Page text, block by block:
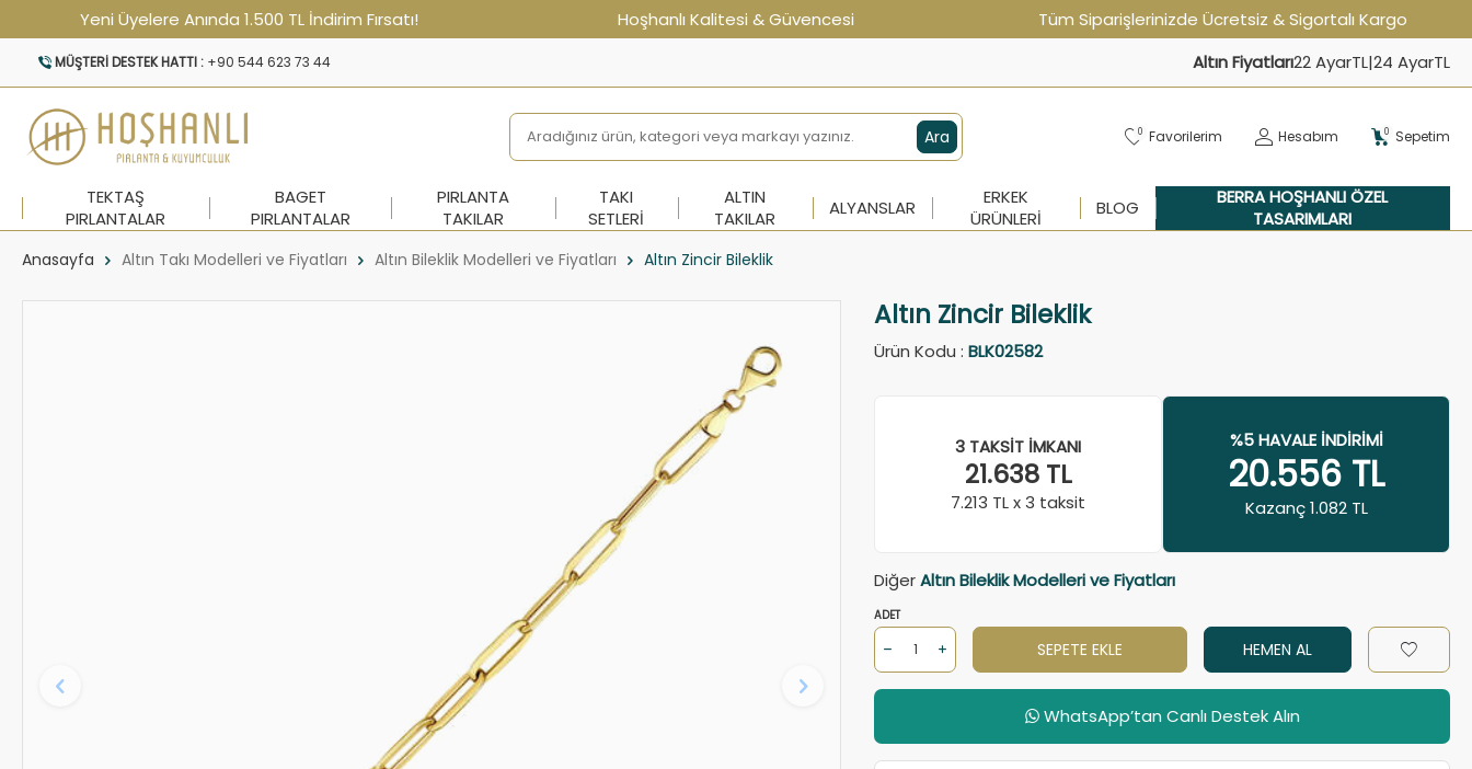
Yeni Üyelere Anında 1.500 TL İndirim Fırsatı! Hoşhanlı Kalitesi & Güvencesi Tüm Siparişlerinizde Ücretsiz & Sigortalı Kargo
MÜŞTERI DESTEK HATTI : +90 544 623 73 44 Altın Fiyatları22 AyarTL|24 AyarTL
Ara 0 Favorilerim Hesabım 0 Sepetim
TEKTAŞ
PIRLANTALAR
BAGET
PIRLANTALAR
PIRLANTA
TAKILAR
TAKI
SETLERI
ALTIN
TAKILAR
ALYANSLAR
ERKEK
ÜRÜNLERI
BLOG
BERRA HOŞHANLI ÖZEL
TASARIMLARI
Anasayfa Altın Takı Modelleri ve Fiyatları Altın Bileklik Modelleri ve Fiyatları Altın Zincir Bileklik
Altın Zincir Bileklik
Ürün Kodu :BLK02582
3 TAKSIT İMKANI
21.638TL
7.213 TL x 3 taksit
%5 HAVALE İNDIRIMI
20.556 TL
Kazanç 1.082 TL
DiğerAltın Bileklik Modelleri ve Fiyatları
ADET
SEPETE EKLE HEMEN AL
WhatsApp’tan Canlı Destek Alın